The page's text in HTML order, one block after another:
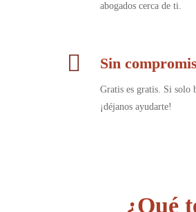
abogados cerca de ti.
Sin
Gratis es gratis. Si solo
¡déjanos ayudarte!
¿Qué